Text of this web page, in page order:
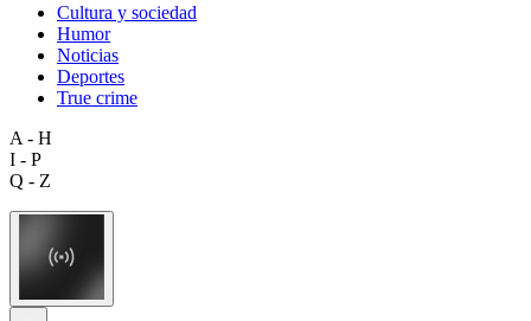
Cultura y sociedad
Humor
Noticias
Deportes
True crime
A - H
I - P
Q - Z